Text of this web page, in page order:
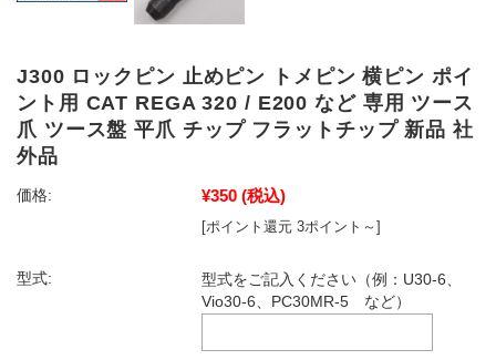
J300 ロックピン 止めピン トメピン 横ピン ポイ
ント用 CAT REGA 320 / E200 など 専用 ツース
爪 ツース盤 平爪 チップ フラットチップ 新品 社
外品
価格: ¥350 (税込)
[ポイント還元 3ポイント～]
型式:
型式をご記入ください（例：U30-6、
Vio30-6、PC30MR-5 など）